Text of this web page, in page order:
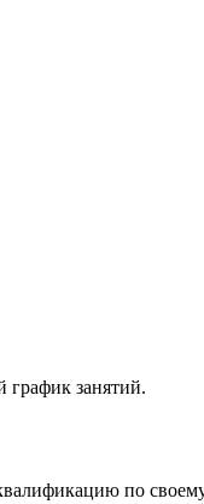
график занятий.
по